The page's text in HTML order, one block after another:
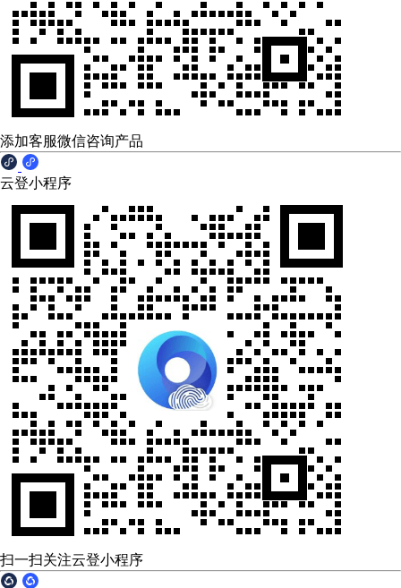
添加客服微信咨询产品
云登小程序
扫一扫关注云登小程序